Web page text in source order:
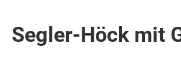
Segler-Höck mit